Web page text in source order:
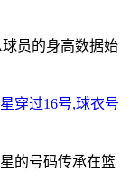
员的身高数据始
穿过16号,球衣号
的号码传承在篮